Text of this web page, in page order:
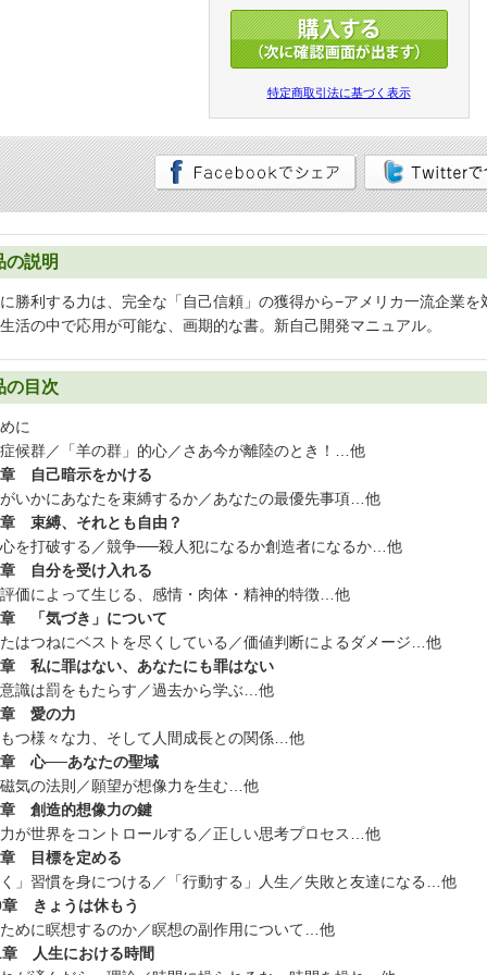
特定商取引法に基づく表示
の説明
勝利する力は、完全な「自己信頼」の獲得から−アメリカ一流企業
活の中で応用が可能な、画期的な書。新自己開発マニュアル。
の目次
に
候群／「羊の群」的心／さあ今が離陸のとき！…他
自己暗示をかける
いかにあなたを束縛するか／あなたの最優先事項…他
束縛、それとも自由？
を打破する／競争──殺人犯になるか創造者になるか…他
自分を受け入れる
価によって生じる、感情・肉体・精神的特徴…他
「気づき」について
はつねにベストを尽くしている／価値判断によるダメージ…他
私に罪はない、あなたにも罪はない
識は罰をもたらす／過去から学ぶ…他
愛の力
つ様々な力、そして人間成長との関係…他
心──あなたの聖域
気の法則／願望が想像力を生む…他
創造的想像力の鍵
が世界をコントロールする／正しい思考プロセス…他
目標を定める
」習慣を身につける／「行動する」人生／失敗と友達になる…他
きょうは休もう
めに瞑想するのか／瞑想の副作用について…他
人生における時間